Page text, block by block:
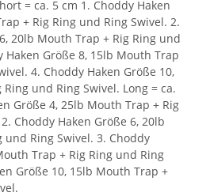
= ca. 5 cm 1. Choddy Haken
+ Rig Ring und Ring Swivel. 2.
20lb Mouth Trap + Rig Ring und
Haken Größe 8, 15lb Mouth Trap
4. Choddy Haken Größe 10,
und Ring Swivel. Long = ca.
Größe 4, 25lb Mouth Trap + Rig
Choddy Haken Größe 6, 20lb
und Ring Swivel. 3. Choddy
Trap + Rig Ring und Ring
Größe 10, 15lb Mouth Trap +